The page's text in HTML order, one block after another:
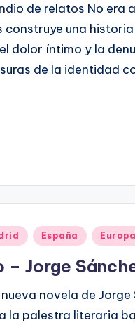
de relatos No era
una
dolor íntimo y la
de la identidad
España Europa
– Jorge
novela de
la palestra literaria